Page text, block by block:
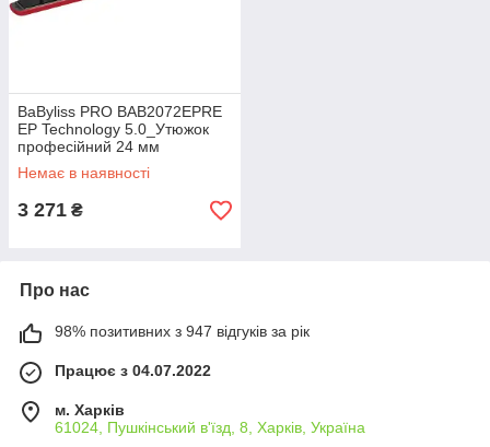
BaByliss PRO BAB2072ЕРRE
EP Technology 5.0_Утюжок
професійний 24 мм
Немає в наявності
3 271 ₴
Про нас
98% позитивних з 947 відгуків за рік
Працює з 04.07.2022
м. Харків
61024, Пушкінський в'їзд, 8, Харків, Україна